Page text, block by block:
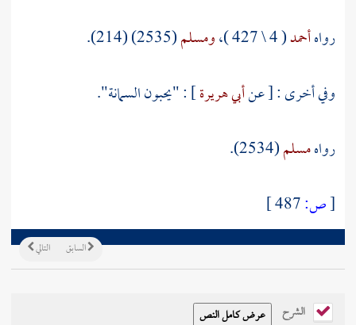
رواهأحمد( 4 \ 427 )، ومسلم(2535) (214).
وفي أخرى : [ عنأبي هريرة] : "يحبون السمانة".
رواهمسلم(2534).
[ص:
التالي السابق
الشرح